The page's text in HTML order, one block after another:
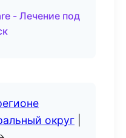
- Лечение под
округ